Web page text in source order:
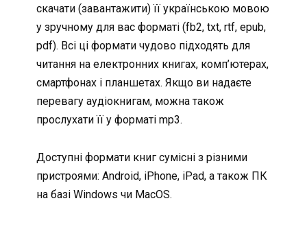
скачати (завантажити) її українською мовою
у зручному для вас форматі (fb2, txt, rtf, epub,
pdf). Всі ці формати чудово підходять для
читання на електронних книгах, комп’ютерах,
смартфонах і планшетах. Якщо ви надаєте
перевагу аудіокнигам, можна також
прослухати її у форматі mp3.
Доступні формати книг сумісні з різними
пристроями: Android, iPhone, iPad, а також ПК
на базі Windows чи MacOS.